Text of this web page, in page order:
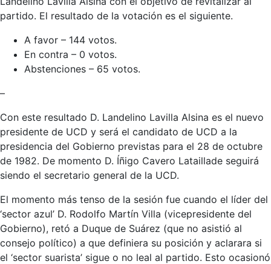
partido. El resultado de la votación es el siguiente.
A favor – 144 votos.
En contra – 0 votos.
Abstenciones – 65 votos.
–
Con este resultado D. Landelino Lavilla Alsina es el nuevo
presidente de UCD y será el candidato de UCD a la
presidencia del Gobierno previstas para el 28 de octubre
de 1982. De momento D. Íñigo Cavero Lataillade seguirá
siendo el secretario general de la UCD.
El momento más tenso de la sesión fue cuando el líder del
‘sector azul’ D. Rodolfo Martín Villa (vicepresidente del
Gobierno), retó a Duque de Suárez (que no asistió al
consejo político) a que definiera su posición y aclarara si
el ‘sector suarista’ sigue o no leal al partido. Esto ocasionó